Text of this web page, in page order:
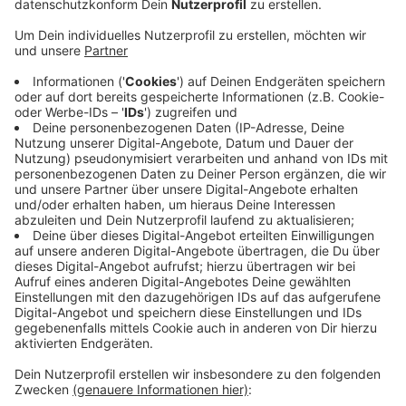
Auf Anfrage der liberalen VVD-Fraktion im Nimweger
Stadtrat hieß es von Bürgermeister Bruls, die
Stadtspitze nehme zur Reaktivierung eine positive
Grundhaltung ein, berichtet heute die NRZ. Er sei gern
bereit, mit der Kreis Klever Landrätin darüber zu
sprechen. Vorher hatte sich Bruls immer wieder
skeptisch zu diesem Thema geäußert. Laut VVD gibt
es im Nimweger Rat eine Mehrheit für die
Reaktivierung. Der eigentliche Bremser in der
Wiederbelebungsdebatte ist aber die benachbarte
Euregio-Gemeinde Groesbeek, die eine Reaktivierung
u.a. aus planerischen Gründen vehement ablehnt.